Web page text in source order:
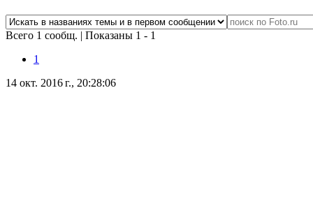
Всего 1 сообщ. | Показаны 1 - 1
1
14 окт. 2016 г., 20:28:06